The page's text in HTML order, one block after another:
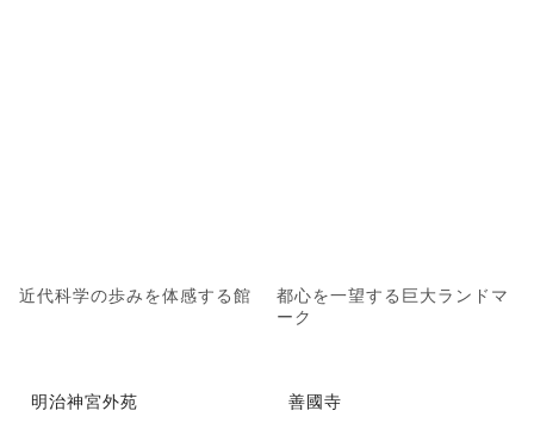
近代科学の歩みを体感する館
都心を一望する巨大ランドマ
ーク
明治神宮外苑 善國寺